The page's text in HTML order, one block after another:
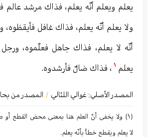
يعلم ويعلم أنّه يعلم، فذاك مرشد عالم
ولا يعلم أنّه يعلم، فذاك غافل فأيقظوه،
أنّه لا يعلم، فذاك جاهل فعلّموه، ورجل
يعلم
، فذاك ضالّ فأرشدوه.
المصدر الأصلي: غوالي اللئالي / المصدر من
(١) ولا یخفی أنّ العلم هنا بمعنی محض القطع أو
لا یعلم ویقطع خطأً بأنّه یعلم.